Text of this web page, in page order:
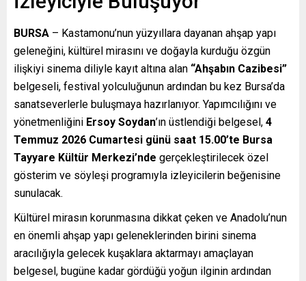
BURSA – Kastamonu’nun yüzyıllara dayanan ahşap yapı
geleneğini, kültürel mirasını ve doğayla kurduğu özgün
ilişkiyi sinema diliyle kayıt altına alan “Ahşabın Cazibesi”
belgeseli, festival yolculuğunun ardından bu kez Bursa’da
sanatseverlerle buluşmaya hazırlanıyor. Yapımcılığını ve
yönetmenliğini Ersoy Soydan’ın üstlendiği belgesel, 4
Temmuz 2026 Cumartesi günü saat 15.00’te Bursa
Tayyare Kültür Merkezi’nde gerçekleştirilecek özel
gösterim ve söyleşi programıyla izleyicilerin beğenisine
sunulacak.
Kültürel mirasın korunmasına dikkat çeken ve Anadolu’nun
en önemli ahşap yapı geleneklerinden birini sinema
aracılığıyla gelecek kuşaklara aktarmayı amaçlayan
belgesel, bugüne kadar gördüğü yoğun ilginin ardından